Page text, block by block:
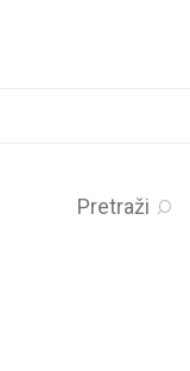
Pretraži